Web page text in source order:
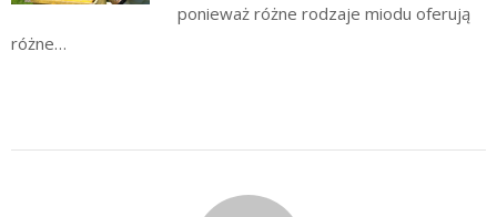
ponieważ różne rodzaje miodu oferują
różne…